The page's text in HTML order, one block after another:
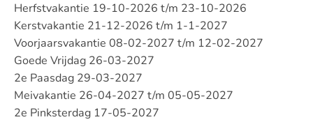
​Herfstvakantie 19-10-2026 t/m 23-10-2026
​Kerstvakantie 21-12-2026 t/m 1-1-2027
​Voorjaarsvakantie 08-02-2027 t/m 12-02-2027
​Goede Vrijdag 26-03-2027
​2e Paasdag 29-03-2027
​Meivakantie 26-04-2027 t/m 05-05-2027
​2e Pinksterdag 17-05-2027